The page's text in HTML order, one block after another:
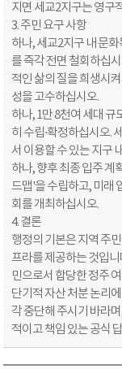
지면 세교2지구는 영구
3. 주민 요구 사항
하나, 세교2지구 내 문
를 즉각 전면 철회하십
적인 삶의 질을 희생시
성을 고수하십시오.
하나, 1만 8천여 세대
히 수립·확정하십시오.
서 이용할 수 있는 지구
하나, 향후 최종 입주 계
드맵'을 수립하고, 미래
회를 개최하십시오.
4. 결론
행정의 기본은 지역 주
프라를 제공하는 것입
민으로서 합당한 정주
단기적 자산 처분 논리
각 중단해 주시기 바라
적이고 책임 있는 공식